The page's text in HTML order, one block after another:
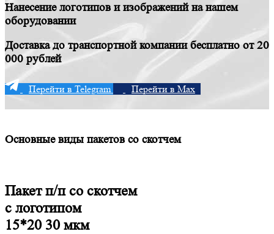
Нанесение логотипов и изображений на нашем
оборудовании
Доставка до транспортной компании бесплатно от 20
000 рублей
Перейти в Telegram Перейти в Max
Основные виды пакетов со скотчем
Пакет п/п со скотчем
c логотипом
15*20 30 мкм